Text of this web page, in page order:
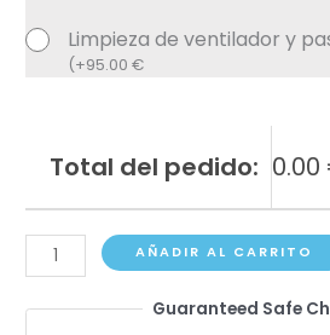
Limpieza de ventilador y
(+95.00€
Total del pedido: 0.00
MacBook
Pro
A2918
AÑADIR AL CARRITO
Guaranteed Safe